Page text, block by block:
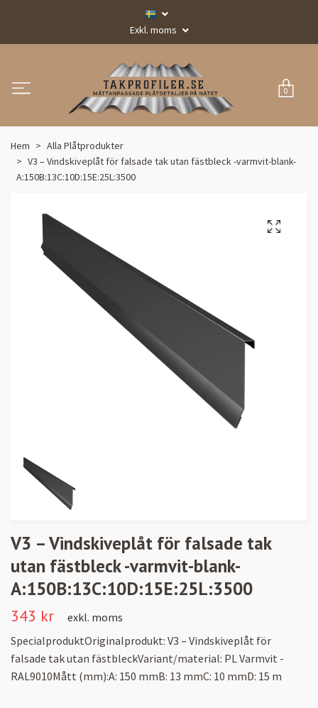
Exkl. moms
0
Hem
Alla Plåtprodukter
V3 – Vindskiveplåt för falsade tak utan fästbleck -varmvit-blank-
A:150B:13C:10D:15E:25L:3500
V3 – Vindskiveplåt för falsade tak
utan fästbleck -varmvit-blank-
A:150B:13C:10D:15E:25L:3500
343 kr
exkl. moms
SpecialproduktOriginalprodukt: V3 – Vindskiveplåt för
falsade tak utan fästbleckVariant/material: PL Varmvit -
RAL9010Mått (mm):A: 150 mmB: 13 mmC: 10 mmD: 15 m